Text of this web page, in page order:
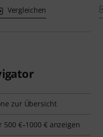
Vergleichen
zur Übersicht
€–1000 € anzeigen